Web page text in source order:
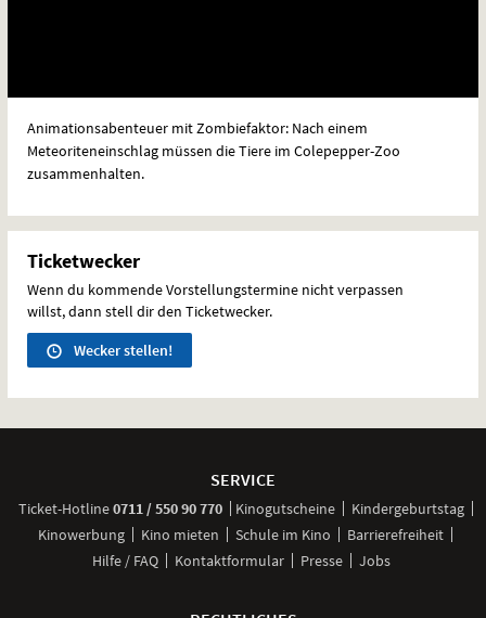
Animationsabenteuer mit Zombiefaktor: Nach einem
Meteoriteneinschlag müssen die Tiere im Colepepper-Zoo
zusammenhalten.
Ticketwecker
Wenn du kommende Vorstellungstermine nicht verpassen
willst, dann stell dir den Ticketwecker.
Wecker stellen!
SERVICE
Ticket-Hotline0711 / 550 90 770anrufen
Kinogutscheine
Kindergeburtstag
Kinowerbung
Kino mieten Schule im Kino
Barrierefreiheit
Hilfe / FAQ
Kontaktformular Presse Jobs